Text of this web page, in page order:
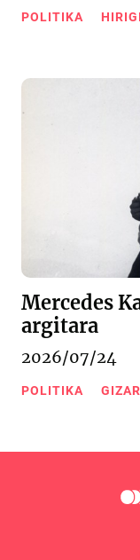
POLITIKA
Mercedes
argitara
2026/07/24
POLITIKA